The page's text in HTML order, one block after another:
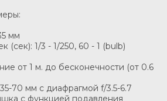
мм
(сек): 1/3 - 1/250, 60 - 1 (bulb)
от 1 м. до бесконечности (от 0.6
70 мм с диафрагмой f/3.5-6.7
с функцией подавления